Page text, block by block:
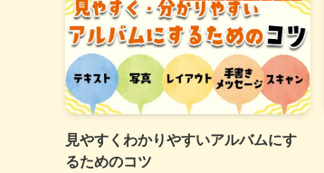
見やすくわかりやすいアルバムにす
るためのコツ